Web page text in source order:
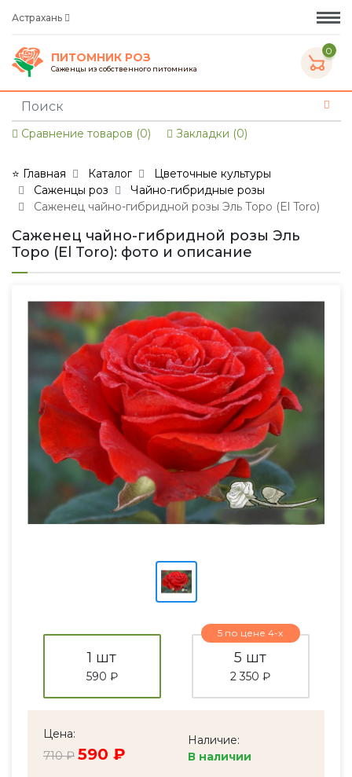
Астрахань
ПИТОМНИК РОЗ
Саженцы из собственного питомника
0
Сравнение товаров (0) Закладки (0)
⭐ Главная Каталог
Цветочные культуры
Саженцы роз
Чайно-гибридные розы
Саженец чайно-гибридной розы Эль Торо (El Toro)
Саженец чайно-гибридной розы Эль
Торо (El Toro): фото и описание
1 шт
590 ₽
5 по цене 4-х
5 шт
2 350 ₽
Цена:
710 ₽ 590 ₽
Наличие:
В наличии